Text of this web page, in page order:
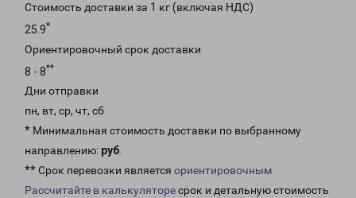
Стоимость доставки за 1 кг (включая НДС)
25.9*
Ориентировочный срок доставки
8 - 8**
Дни отправки
пн, вт, ср, чт, сб
* Минимальная стоимость доставки по выбранному
направлению: руб.
** Срок перевозки является ориентировочным
Рассчитайте в калькуляторесрок и детальную стоимость